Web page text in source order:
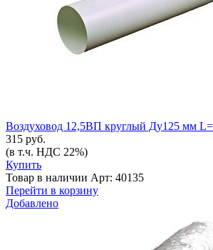
Воздуховод 12,5ВП круглый Ду125 мм
315 руб.
(в т.ч. НДС 22%)
Купить
Товар в наличии Арт: 40135
Перейти в корзину
Добавлено